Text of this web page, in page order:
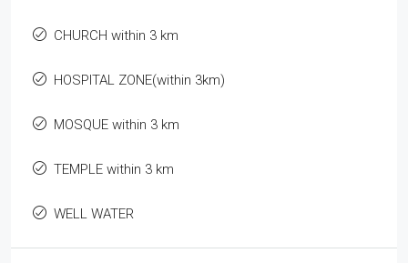
CHURCH within 3 km
HOSPITAL ZONE(within 3km)
MOSQUE within 3 km
TEMPLE within 3 km
WELL WATER